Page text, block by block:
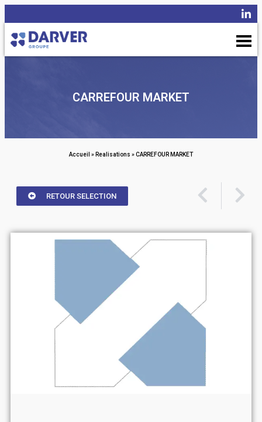
CARREFOUR MARKET
Accueil » Realisations »CARREFOUR MARKET
RETOUR SELECTION